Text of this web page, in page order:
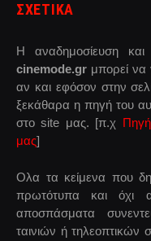
ΣΧΕΤΙΚΑ
Η αναδημοσίευση
cinemode.gr μπορεί να
αν και εφόσον στην
ξεκάθαρα η πηγή του
στο site μας. [π.χ
μας]
Ολα τα κείμενα που
πρωτότυπα και όχι
αποσπάσματα
ταινιών ή